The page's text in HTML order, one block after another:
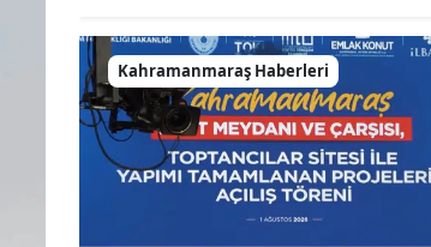
Kahramanmaraş Haberleri